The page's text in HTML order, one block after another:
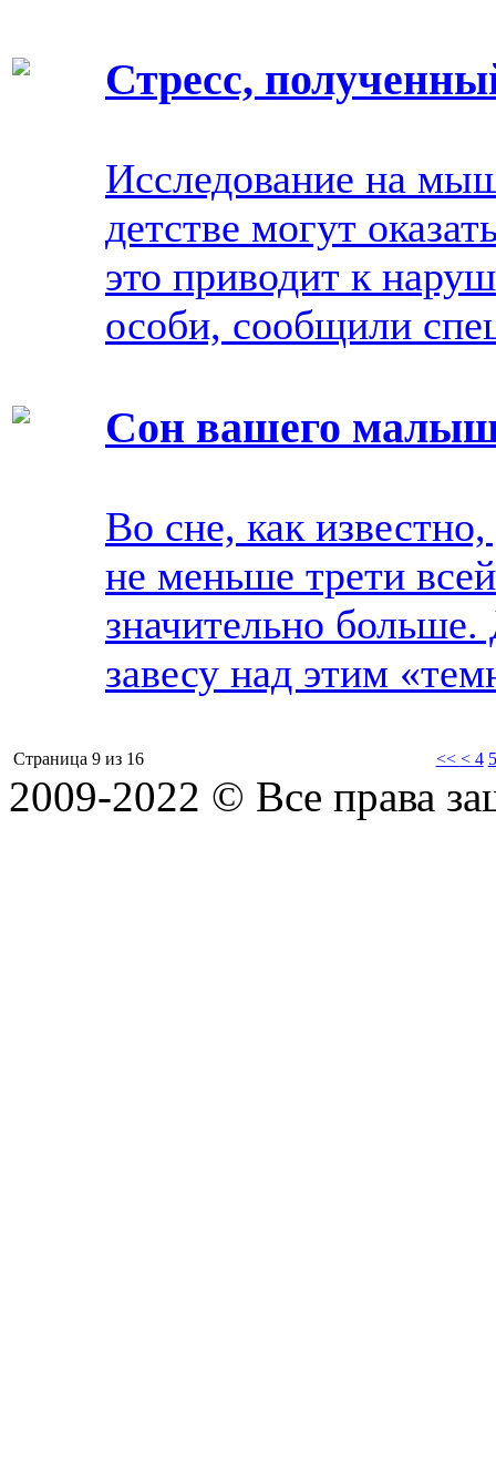
Стресс,
Исследование на
детстве могут
это приводит к
особи, сообщили
Сон вашего
Во сне, как
не меньше трети
значительно
завесу над этим
Страница 9 из 16 << < 4 5
2009-2022 © Все права